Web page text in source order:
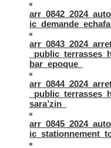
bar_epoque_
sara’zin_